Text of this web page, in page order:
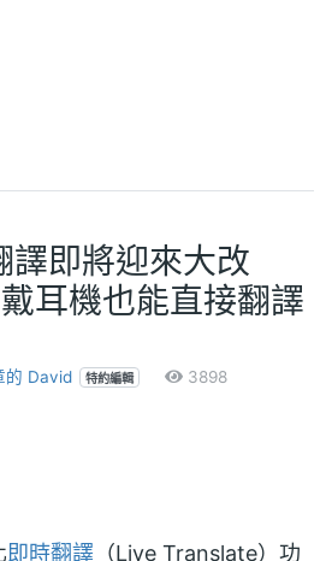
即將迎來大改
耳機也能直接翻譯
的 David 特約編輯 3898
即時翻譯 （Live Translate）功